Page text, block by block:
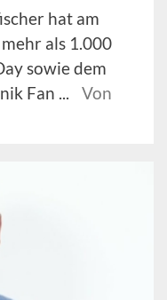
hat am
als 1.000
sowie dem
Fan ...
Von